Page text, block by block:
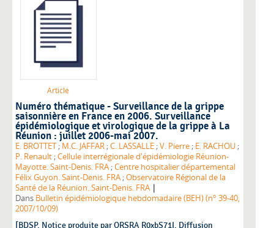
Article
Numéro thématique - Surveillance de la grippe
saisonnière en France en 2006. Surveillance
épidémiologique et virologique de la grippe à La
Réunion : juillet 2006-mai 2007.
E. BROTTET ; M.C. JAFFAR ;C. LASSALLE ;V. Pierre ; E. RACHOU ;
P. Renault ;Cellule interrégionale d'épidémiologie Réunion-
Mayotte. Saint-Denis. FRA ;Centre hospitalier départemental
Félix Guyon. Saint-Denis. FRA ;Observatoire Régional de la
Santé de la Réunion. Saint-Denis. FRA |
Dans Bulletin épidémiologique hebdomadaire (BEH) (n° 39-40,
2007/10/09)
[BDSP. Notice produite par ORSRA R0xbS71I. Diffusion